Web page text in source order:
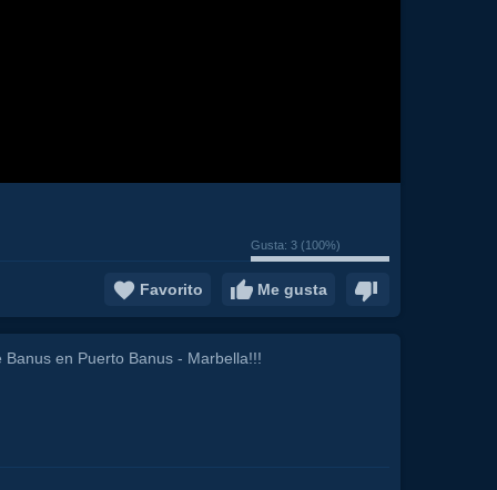
Gusta: 3 (100%)
Me gusta
Favorito
en Puerto Banus - Marbella!!!